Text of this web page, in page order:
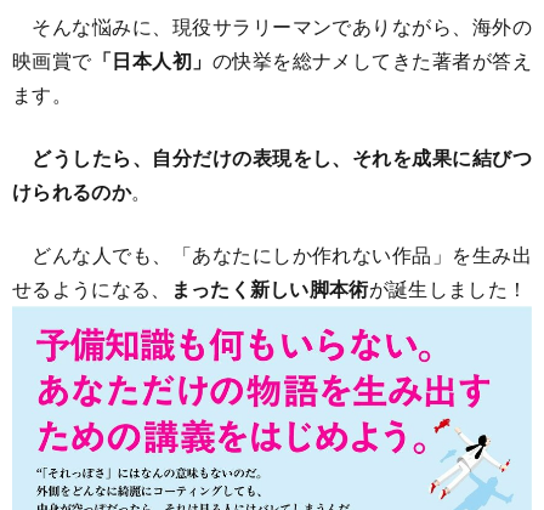
そんな悩みに、現役サラリーマンでありながら、海外の
映画賞で「日本人初」 の快挙を総ナメしてきた著者が答え
ます。
どうしたら、自分だけの表現をし、それを成果に結びつ
けられるのか。
どんな人でも、「あなたにしか作れない作品」を生み出
せるようになる、
まったく新しい脚本術が誕生しました！